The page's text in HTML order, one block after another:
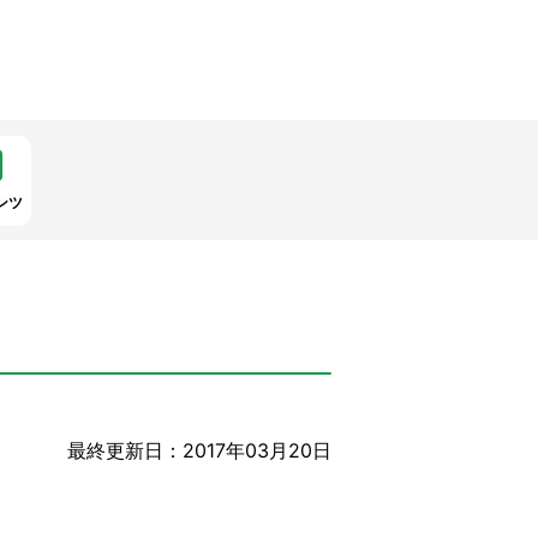
ツ
最終更新日：2017年03月20日